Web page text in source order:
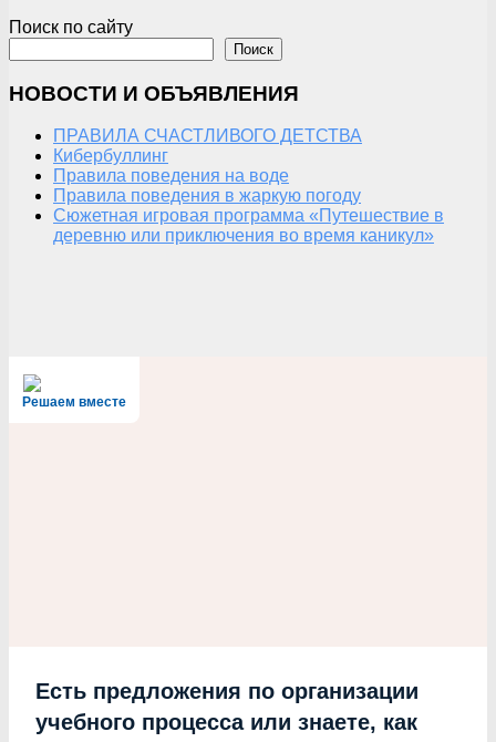
Поиск по сайту
Поиск
НОВОСТИ И ОБЪЯВЛЕНИЯ
ПРАВИЛА СЧАСТЛИВОГО ДЕТСТВА
Кибербуллинг
Правила поведения на воде
Правила поведения в жаркую погоду
Сюжетная игровая программа «Путешествие в
деревню или приключения во время каникул»
Решаем вместе
Есть предложения по организации
учебного процесса или знаете, как